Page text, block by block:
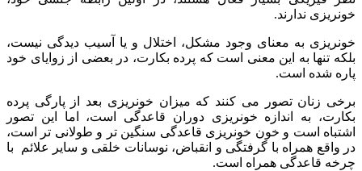
خونریزی ندارند.
خونریزی به معنای وجود مشکل، اختلال و یا آسیب دیدگی نیست،
بلکه تنها به این معنی است که پرده بکارت، در بعضی از زوایای خود
پاره شده است.
برخی زنان تصور می کنند که میزان خونریزی بعد از پارگی پرده
بکارت، به اندازه خونریزی دوران قاعدگی است، اما این تصور
اشتباه است و خون خونریزی قاعدگی سنگین تر و طولانی تر است،
در واقع همراه با گرفتگی و انقباض، نوسانات خلقی و سایر علائم با
چرخه قاعدگی همراه است.